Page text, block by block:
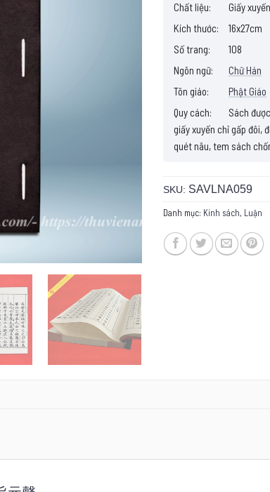
Chất liệu:
Giấy
Kích thước:
16x27cm
Số trang:
108
Ngôn ngữ:
Chữ Hán
Tôn giáo:
Phật Giáo
Quy cách:
Sách
giấy xuyến chỉ gấp đôi,
quét nâu, tem sách
SKU: SAVLNA059
Danh mục: Kinh sách, Luận